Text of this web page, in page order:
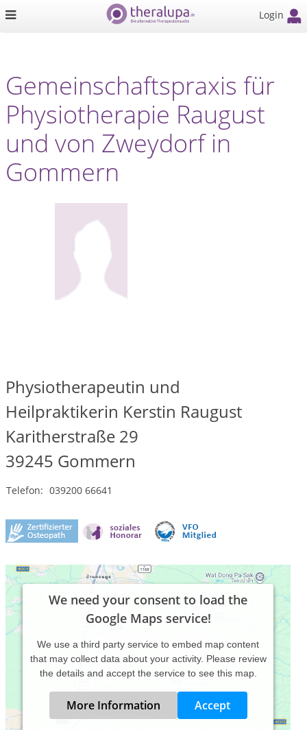
Login
Gemeinschaftspraxis für
Physiotherapie Raugust
und von Zweydorf in
Gommern
Physiotherapeutin und
Heilpraktikerin Kerstin Raugust
Karitherstraße 29
39245 Gommern
Telefon: 039200 66641
We need your consent to load the
Google Maps service!
We use a third party service to embed map content
that may collect data about your activity. Please review
the details and accept the service to see this map.
More Information Accept